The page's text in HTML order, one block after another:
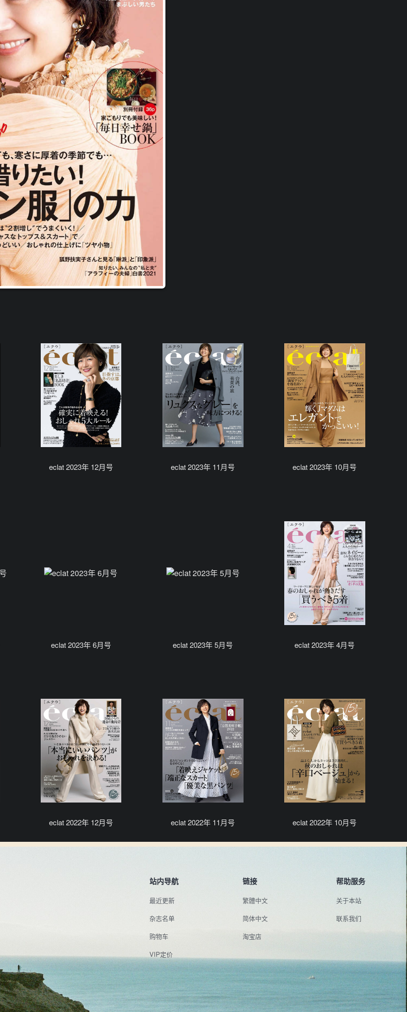
eclat 2023年 12月号 eclat 2023年 11月号 eclat 2023年 10月号
eclat 2023年 6月号 eclat 2023年 5月号 eclat 2023年 4月号
eclat 2022年 12月号 eclat 2022年 11月号 eclat 2022年 10月号
站内导航
最近更新
杂志名单
购物车
VIP定价
链接
繁體中文
简体中文
淘宝店
帮助服务
关于本站
联系我们